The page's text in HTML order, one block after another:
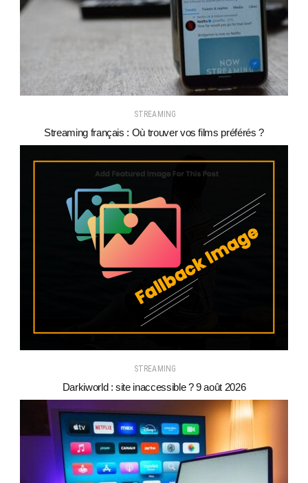
STREAMING
Streaming français : Où trouver vos films préférés ?
STREAMING
Darkiworld : site inaccessible ? 9 août 2026